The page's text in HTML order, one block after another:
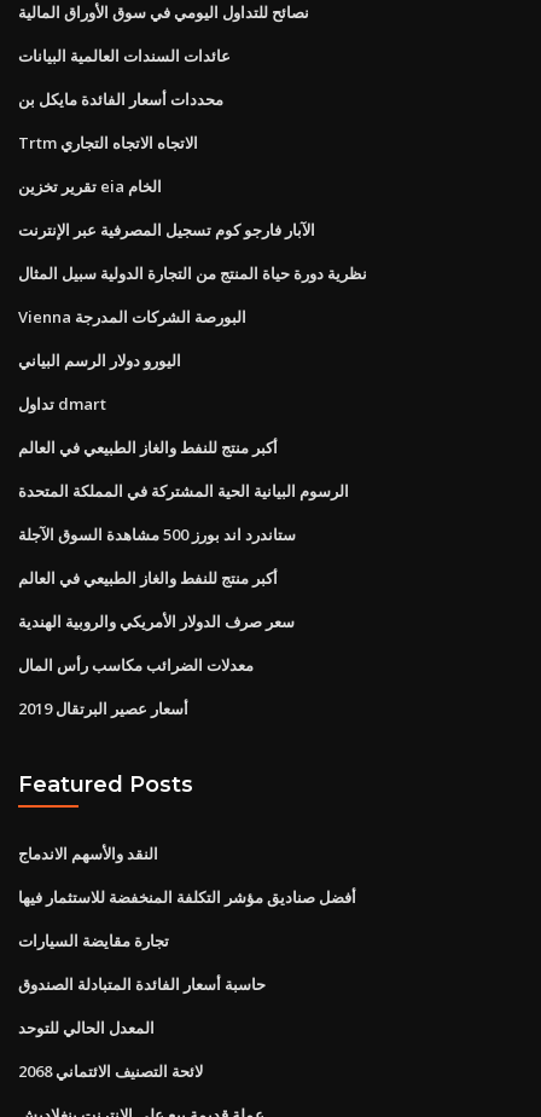
نصائح للتداول اليومي في سوق الأوراق المالية
عائدات السندات العالمية البيانات
محددات أسعار الفائدة مايكل بن
Trtm الاتجاه الاتجاه التجاري
تقرير تخزين eia الخام
الآبار فارجو كوم تسجيل المصرفية عبر الإنترنت
نظرية دورة حياة المنتج من التجارة الدولية سبيل المثال
Vienna البورصة الشركات المدرجة
اليورو دولار الرسم البياني
تداول dmart
أكبر منتج للنفط والغاز الطبيعي في العالم
الرسوم البيانية الحية المشتركة في المملكة المتحدة
ستاندرد اند بورز 500 مشاهدة السوق الآجلة
أكبر منتج للنفط والغاز الطبيعي في العالم
سعر صرف الدولار الأمريكي والروبية الهندية
معدلات الضرائب مكاسب رأس المال
أسعار عصير البرتقال 2019
Featured Posts
النقد والأسهم الاندماج
أفضل صناديق مؤشر التكلفة المنخفضة للاستثمار فيها
تجارة مقايضة السيارات
حاسبة أسعار الفائدة المتبادلة الصندوق
المعدل الحالي للتوحد
لائحة التصنيف الائتماني 2068